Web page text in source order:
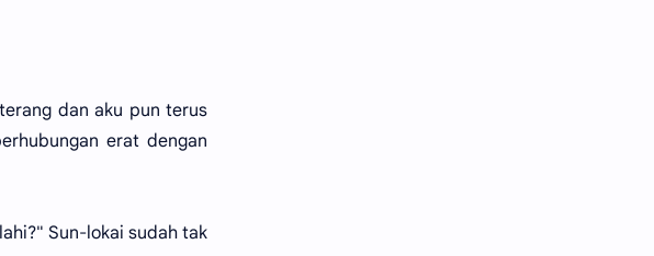
dan aku pun terus
erat dengan
Sun-lokai sudah tak